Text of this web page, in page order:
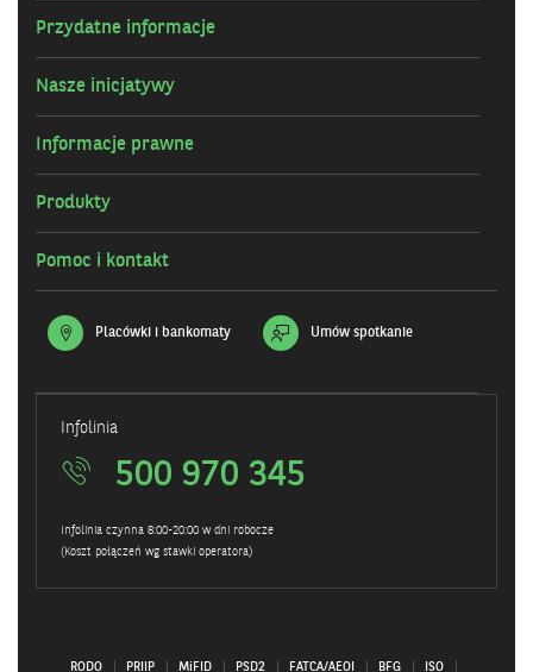
Przydatne informacje
Nasze inicjatywy
Informacje prawne
Produkty
Pomoc i kontakt
Placówki i bankomaty Umów spotkanie
Infolinia
500 970 345
Infolinia czynna 8:00-20:00 w dni robocze
(Koszt połączeń wg stawki operatora)
RODO PRIIP MiFID PSD2 FATCA/AEOI BFG ISO